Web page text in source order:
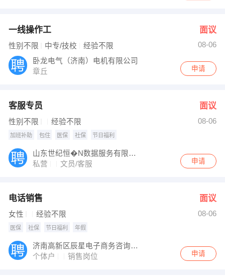
一线操作工 面议
性别不限 中专/技校 经验不限
08-06
卧龙电气（济南）电机有限公司
章丘
申请
客服专员 面议
性别不限 经验不限 08-06
加班补助 包住 医保 社保 节日福利
山东世纪恒�N数据服务有限公司
私营
文员/客服 申请
电话销售 面议
女性 经验不限 08-06
医保 社保 节日福利 年假
济南高新区辰星电子商务咨询服务室
个体户
销售岗位 申请